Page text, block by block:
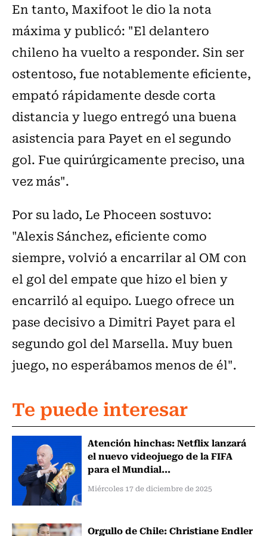
En tanto, Maxifoot le dio la nota
máxima y publicó: "El delantero
chileno ha vuelto a responder. Sin ser
ostentoso, fue notablemente eficiente,
empató rápidamente desde corta
distancia y luego entregó una buena
asistencia para Payet en el segundo
gol. Fue quirúrgicamente preciso, una
vez más".
Por su lado, Le Phoceen sostuvo:
"Alexis Sánchez, eficiente como
siempre, volvió a encarrilar al OM con
el gol del empate que hizo el bien y
encarriló al equipo. Luego ofrece un
pase decisivo a Dimitri Payet para el
segundo gol del Marsella. Muy buen
juego, no esperábamos menos de él".
Te puede interesar
Atención hinchas: Netflix lanzará
el nuevo videojuego de la FIFA
para el Mundial...
Miércoles 17 de diciembre de 2025
Orgullo de Chile: Christiane Endler